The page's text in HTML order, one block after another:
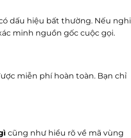
dấu hiệu bất thường. Nếu nghi
minh nguồn gốc cuộc gọi.
miễn phí hoàn toàn. Bạn chỉ
cũng như hiểu rõ về mã vùng